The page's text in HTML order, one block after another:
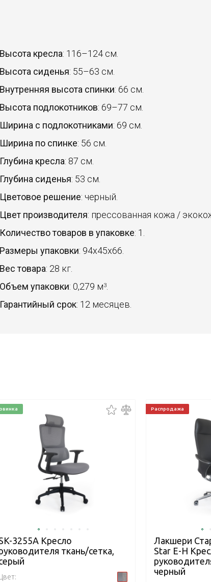
Высота кресла: 116–124 см.
Высота сиденья: 55–63 см.
Внутренняя высота спинки: 66 см.
Высота подлокотников: 69–77 см.
Ширина с подлокотниками: 69 см.
Ширина по спинке: 56 см.
Глубина кресла: 87 см.
Глубина сиденья: 53 см.
Цветовое решение: черный.
Цвет производителя: прессованная кожа /
Количество товаров в упаковке: 1.
Размеры упаковки: 94x45x66.
Вес товара: 28 кг.
Объем упаковки: 0,279 м3.
Гарантийный срок: 12 месяцев.
3255A Кресло
ткань/сетка,
Распродажа
Лакшери
Star E-H
черный